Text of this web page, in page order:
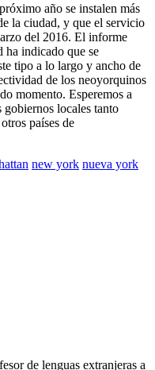
año se instalen más
la ciudad, y que el servicio
del 2016. El informe
ha indicado que se
tipo a lo largo y ancho de
de los neoyorquinos
momento. Esperemos a
locales tanto
países de
new york nueva york
de lenguas extranjeras a